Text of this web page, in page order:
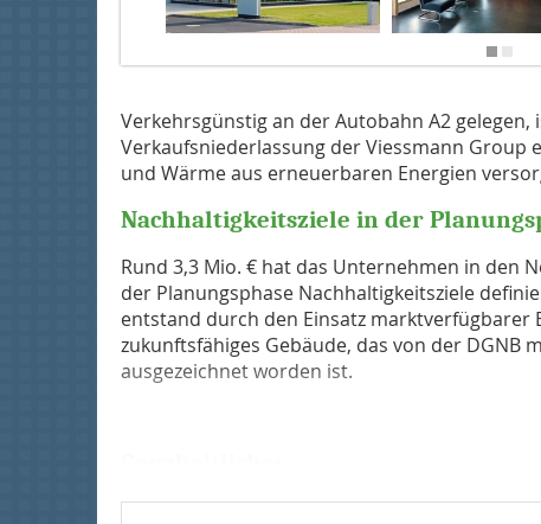
Verkehrsgünstig an der Autobahn A2
Verkaufsniederlassung der Viessmann
und Wärme aus erneuerbaren Energien
Nachhaltigkeitsziele in der
Rund 3,3 Mio. € hat das Unter­nehmen in den
der Planungsphase Nachhaltigkeitsziele
entstand durch den Einsatz marktverfügbarer
zukunftsfähiges Gebäude, das von der DGNB
ausgezeichnet worden ist.